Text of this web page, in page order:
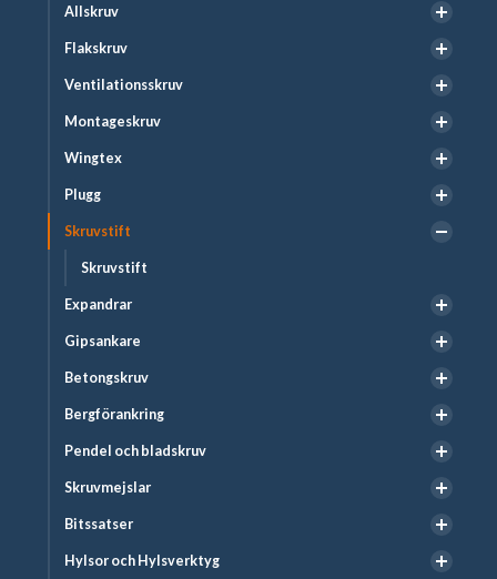
Allskruv
Flakskruv
Ventilationsskruv
Montageskruv
Wingtex
Plugg
Skruvstift
Skruvstift
Expandrar
Gipsankare
Betongskruv
Bergförankring
Pendel och bladskruv
Skruvmejslar
Bitssatser
Hylsor och Hylsverktyg